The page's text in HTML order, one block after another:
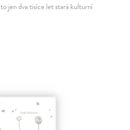
jen dva tisíce let stará kulturní